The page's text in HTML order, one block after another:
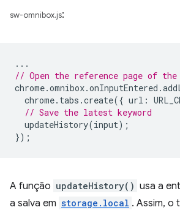
sw-omnibox.js:
...
// Open the reference page of the
chrome.omnibox.onInputEntered .
chrome. tabs .create({ url :
// Save the latest keyword
updateHistory(input);
});
A função updateHistory() usa a
a salva em storage.local . Assim, o